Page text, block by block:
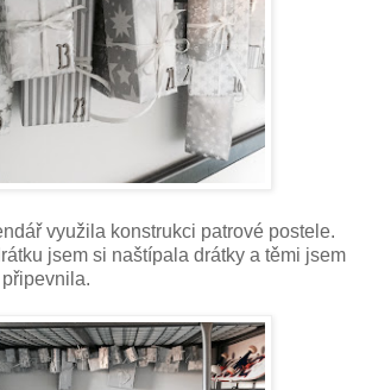
využila konstrukci patrové postele.
jsem si naštípala drátky a těmi jsem